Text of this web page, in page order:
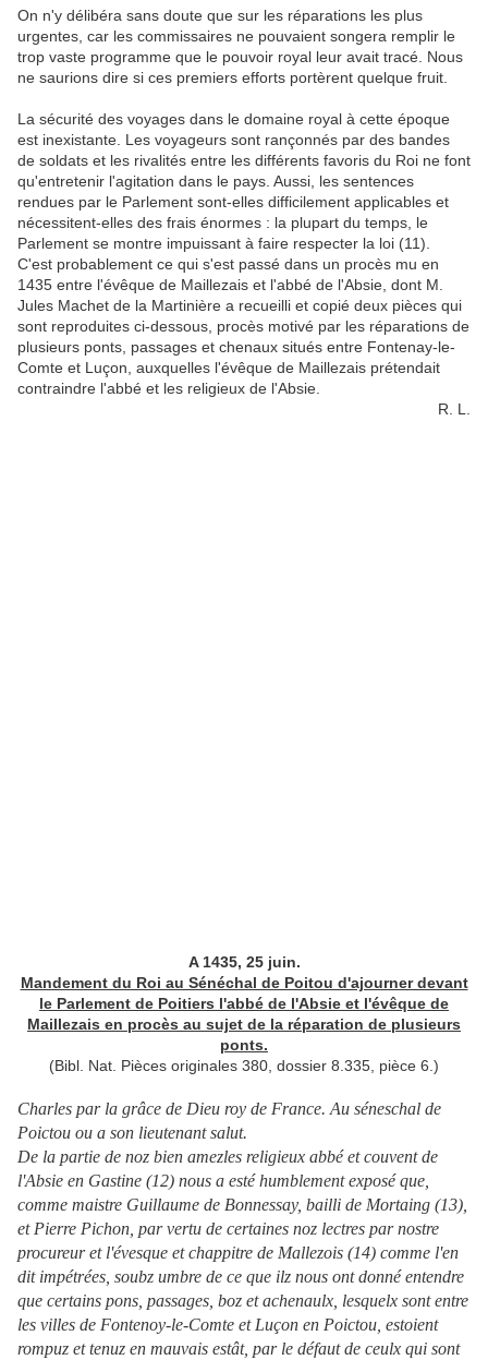
On n'y délibéra sans doute que sur les réparations les plus
urgentes, car les commissaires ne pouvaient songera remplir le
trop vaste programme que le pouvoir royal leur avait tracé. Nous
ne saurions dire si ces premiers efforts portèrent quelque fruit.
La sécurité des voyages dans le domaine royal à cette époque
est inexistante. Les voyageurs sont rançonnés par des bandes
de soldats et les rivalités entre les différents favoris du Roi ne font
qu'entretenir l'agitation dans le pays. Aussi, les sentences
rendues par le Parlement sont-elles difficilement applicables et
nécessitent-elles des frais énormes : la plupart du temps, le
Parlement se montre impuissant à faire respecter la loi (11).
C'est probablement ce qui s'est passé dans un procès mu en
1435 entre l'évêque de Maillezais et l'abbé de l'Absie, dont M.
Jules Machet de la Martinière a recueilli et copié deux pièces qui
sont reproduites ci-dessous, procès motivé par les réparations de
plusieurs ponts, passages et chenaux situés entre Fontenay-le-
Comte et Luçon, auxquelles l'évêque de Maillezais prétendait
contraindre l'abbé et les religieux de l'Absie.
R. L.
A 1435, 25 juin.
Mandement du Roi au Sénéchal de Poitou d'ajourner devant
le Parlement de Poitiers l'abbé de l'Absie et l'évêque de
Maillezais en procès au sujet de la réparation de plusieurs
ponts.
(Bibl. Nat. Pièces originales 380, dossier 8.335, pièce 6.)
Charles par la grâce de Dieu roy de France. Au séneschal de
Poictou ou a son lieutenant salut.
De la partie de noz bien amezles religieux abbé et couvent de
l'Absie en Gastine (12) nous a esté humblement exposé que,
comme maistre Guillaume de Bonnessay, bailli de Mortaing (13),
et Pierre Pichon, par vertu de certaines noz lectres par nostre
procureur et l'évesque et chappitre de Mallezois (14) comme l'en
dit impétrées, soubz umbre de ce que ilz nous ont donné entendre
que certains pons, passages, boz et achenaulx, lesquelx sont entre
les villes de Fontenoy-le-Comte et Luçon en Poictou, estoient
rompuz et tenuz en mauvais estât, par le défaut de ceulx qui sont